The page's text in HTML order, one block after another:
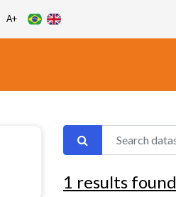
A+
1 results found